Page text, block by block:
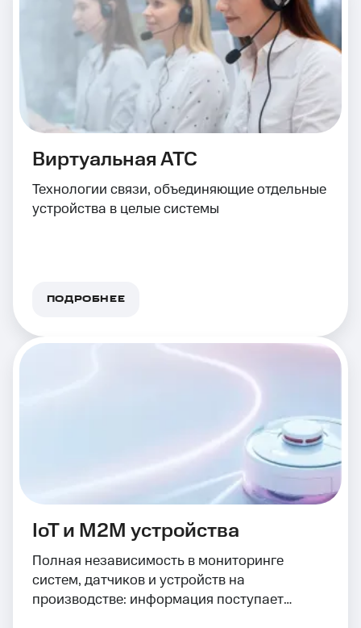
Виртуальная АТС
Технологии связи, объединяющие отдельные
устройства в целые системы
ПОДРОБНЕЕ
IoT и M2M устройства
Полная независимость в мониторинге
систем, датчиков и устройств на
производстве: информация поступает